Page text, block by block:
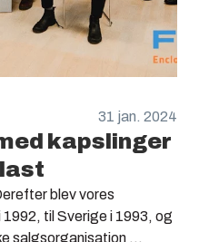
31 jan. 2024
kapslinger
blev vores
til Sverige i 1993, og
salgsorganisation ...